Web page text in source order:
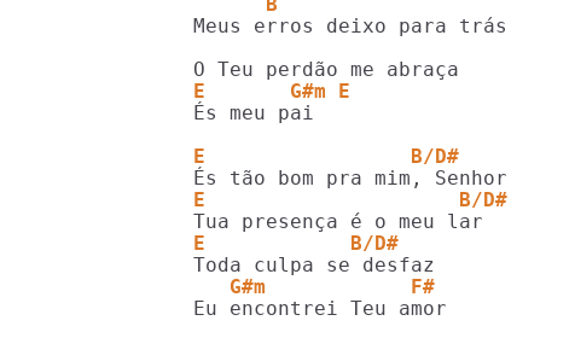
      B
Meus erros deixo para trás
E       G#m E
És meu pai
E                 B/D#
E                     B/D#
E            B/D#
   G#m            F#
Eu encontrei Teu amor